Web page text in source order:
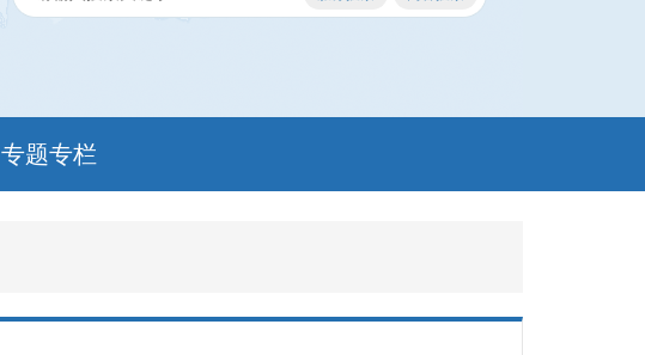
专题专栏